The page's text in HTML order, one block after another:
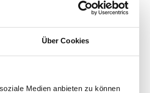
Über Cookies
Medien anbieten zu können